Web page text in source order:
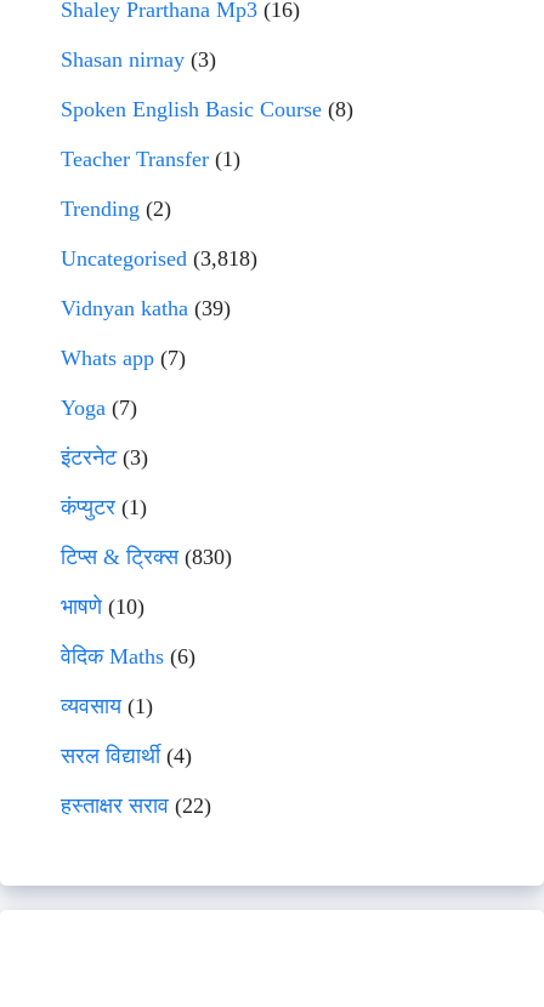
Shaley Prarthana Mp3 (16)
Shasan nirnay (3)
Spoken English Basic Course (8)
Teacher Transfer (1)
Trending (2)
Uncategorised (3,818)
Vidnyan katha (39)
Whats app (7)
Yoga (7)
इंटरनेट(3)
कंप्युटर (1)
टिप्स & ट्रिक्स(830)
भाषणे(10)
वेदिक Maths (6)
व्यवसाय(1)
सरल विद्यार्थी(4)
हस्ताक्षर सराव (22)